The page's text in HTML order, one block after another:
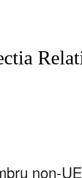
non-